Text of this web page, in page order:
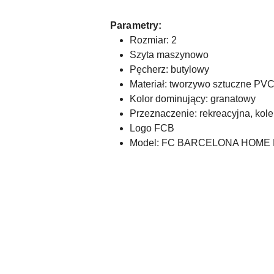
Parametry:
Rozmiar: 2
Szyta maszynowo
Pęcherz: butylowy
Materiał: tworzywo sztuczne PVC
Kolor dominujący: granatowy
Przeznaczenie: rekreacyjna,
Logo FCB
Model: FC BARCELONA HOME